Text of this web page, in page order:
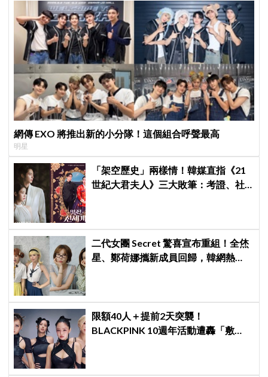
網傳 EXO 將推出新的小分隊！這個組合呼聲最高
明星
「架空歷史」兩樣情！韓媒直指《21
世紀大君夫人》三大敗筆：考證、社
二代女團 Secret 驚喜宣布重組！全烋
星、鄭荷娜攜新成員回歸，韓網熱
限額40人＋提前2天突襲！
BLACKPINK 10週年活動遭轟「敷